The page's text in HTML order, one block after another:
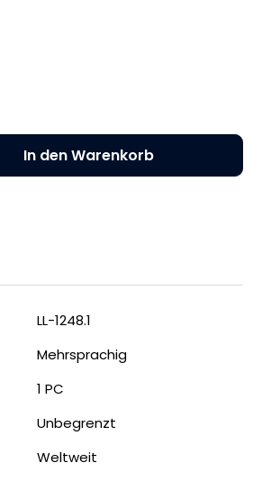
gewünschten
In den Warenkorb
LL-1248.1
Mehrsprachig
1 PC
Unbegrenzt
Weltweit